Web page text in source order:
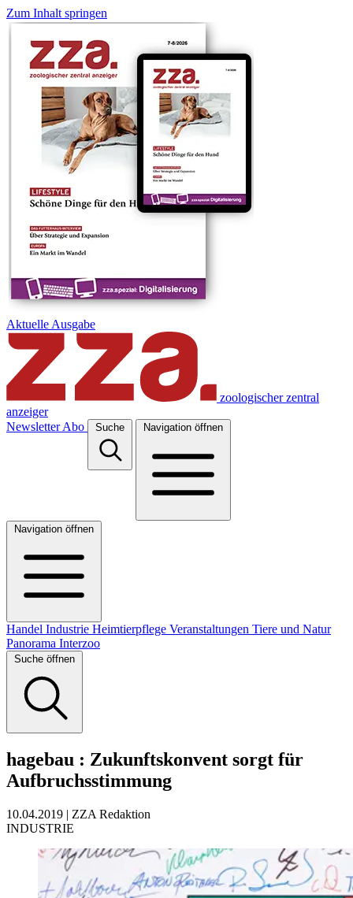
Zum Inhalt springen
Aktuelle Ausgabe
zoologischer zentral
anzeiger
Newsletter Abo Suche Navigation öffnen
Navigation öffnen
Handel Industrie Heimtierpflege Veranstaltungen Tiere und Natur
Panorama Interzoo
Suche öffnen
hagebau : Zukunftskonvent sorgt für
Aufbruchsstimmung
10.04.2019 | ZZA Redaktion
INDUSTRIE